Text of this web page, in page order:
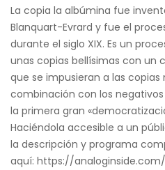
La copia la albúmina fue
Blanquart-Evrard y fue el
durante el siglo XIX. Es un
unas copias bellísimas con un
que se impusieran a las copias
combinación con los
la primera gran
Haciéndola accesible a un
la descripción y programa
aquí: https://